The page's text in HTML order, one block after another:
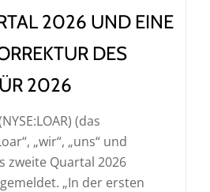
2026 UND EINE
DES
2026
(das
„wir“, „uns“ und
zweite Quartal 2026
„In der ersten